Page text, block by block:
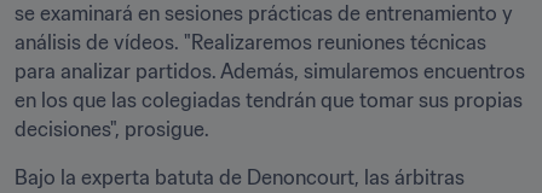
se examinará en sesiones prácticas de entrenamiento y
análisis de vídeos. "Realizaremos reuniones técnicas
para analizar partidos. Además, simularemos encuentros
en los que las colegiadas tendrán que tomar sus propias
decisiones", prosigue.
Bajo la experta batuta de Denoncourt, las árbitras